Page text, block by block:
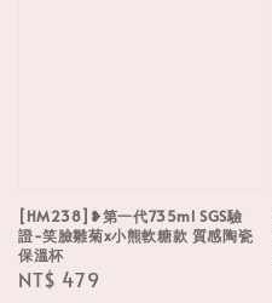
[HM238]❥第一代735ml SGS驗
證-笑臉雛菊x小熊軟糖款 質感陶瓷
保溫杯
Regular
NT$ 479